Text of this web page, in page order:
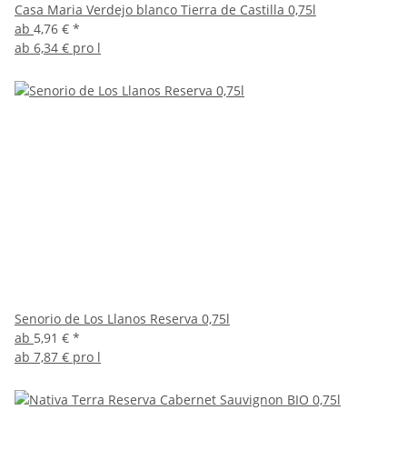
Casa Maria Verdejo blanco Tierra de Castilla 0,75l
ab 4,76 € *
ab 6,34 € pro l
Senorio de Los Llanos Reserva 0,75l
ab 5,91 € *
ab 7,87 € pro l